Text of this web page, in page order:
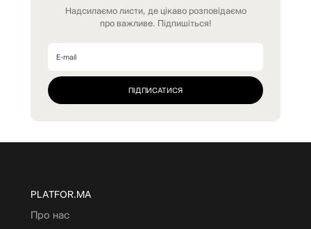
Надсилаємо листи, де цікаво розповідаємо
про важливе. Підпишіться!
PLATFOR.MA
Про нас